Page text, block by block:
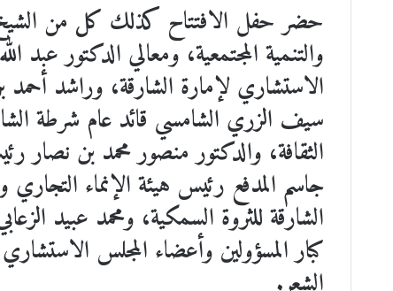
حضر حفل الافتتاح كذلك كل من الشيخ
والتنمية المجتمعية، ومعالي الدكتور
الاستشاري لإمارة الشارقة، وراشد أحمد
سيف الزري الشامسي قائد عام شرطة
الثقافة، والدكتور منصور محمد بن نصار
جاسم المدفع رئيس هيئة الإنماء
الشارقة للثروة السمكية، ومحمد عبيد
كبار المسؤولين وأعضاء المجلس